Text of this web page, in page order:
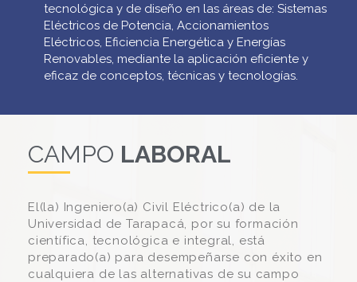
tecnológica y de diseño en las áreas de: Sistemas
Eléctricos de Potencia, Accionamientos
Eléctricos, Eficiencia Energética y Energías
Renovables, mediante la aplicación eficiente y
eficaz de conceptos, técnicas y tecnologías.
CAMPO LABORAL
El(la) Ingeniero(a) Civil Eléctrico(a) de la
Universidad de Tarapacá, por su formación
científica, tecnológica e integral, está
preparado(a) para desempeñarse con éxito en
cualquiera de las alternativas de su campo